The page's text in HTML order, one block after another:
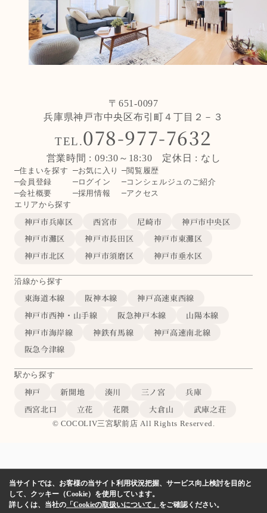
〒651-0097
兵庫県神戸市中央区布引町４丁目２－３
TEL.078-977-7632
営業時間 : 09:30～18:30 定休日 : なし
住まいを探す お気に入り
閲覧履歴
会員登録
ログイン
コンシェルジュのご紹介
会社概要
採用情報
アクセス
エリアから探す
神戸市兵庫区 西宮市 尼崎市
神戸市中央区
神戸市灘区
神戸市長田区
神戸市東灘区
神戸市北区
神戸市須磨区 神戸市垂水区
沿線から探す
東海道本線 阪神本線
神戸高速東西線
神戸市西神・山手線
阪急神戸本線
山陽本線
神戸市海岸線
神鉄有馬線
神戸高速南北線
阪急今津線
駅から探す
神戸 新開地 湊川 三ノ宮
兵庫
西宮北口
立花 花隈 大倉山 武庫之荘
© COCOLIV三宮駅前店 All Rights Reserved.
当サイトでは、お客様の当サイト利用状況把握、サービス向上検討を目的と
して、クッキー（Cookie）を使用しています。
詳しくは、当社の 「Cookieの取扱いについて」 をご確認ください。